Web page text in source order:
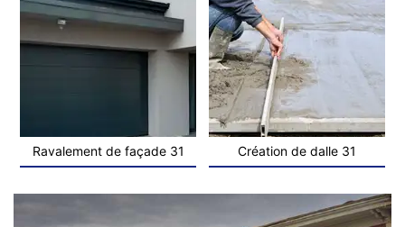
Ravalement de façade 31 Création de dalle 31